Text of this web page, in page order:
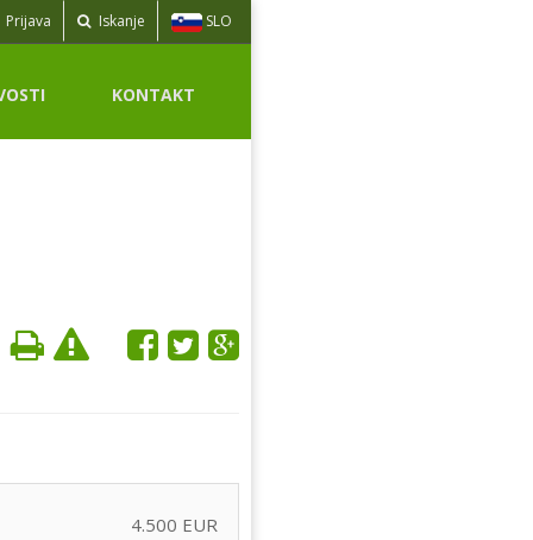
Prijava Iskanje SLO
KONTAKT
4.500 EUR